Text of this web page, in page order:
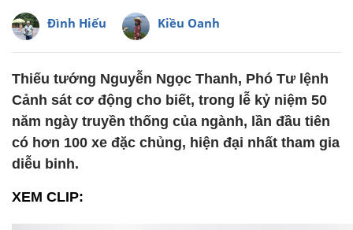
Đình Hiếu Kiều Oanh
Thiếu tướng Nguyễn Ngọc Thanh, Phó Tư lệnh
Cảnh sát cơ động cho biết, trong lễ kỷ niệm 50
năm ngày truyền thống của ngành, lần đầu tiên
có hơn 100 xe đặc chủng, hiện đại nhất tham gia
diễu binh.
XEM CLIP: